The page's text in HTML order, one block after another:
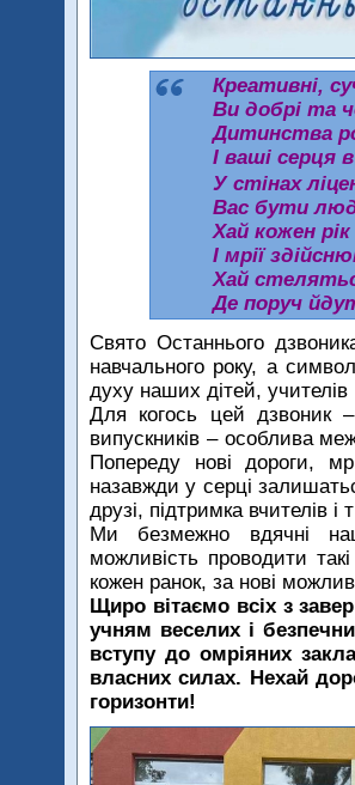
Креативні,
Ви добрі та
Дитинства
І ваші серця
У стінах
Вас бути
Хай кожен
І мрії
Хай
Де поруч
Свято Останнього
навчального року, а
духу наших дітей, учителів
Для когось цей дзвоник
випускників – особлива
Попереду нові дороги,
назавжди у серці
друзі, підтримка вчителів
Ми безмежно вдячні
можливість проводити
кожен ранок, за нові
Щиро вітаємо всіх з
учням веселих і
вступу до омріяних
власних силах. Нехай
горизонти!